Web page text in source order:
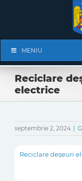
Navigation
MENIU
Reciclare
electrice
septembrie 2, 2024
Reciclare deșeuri